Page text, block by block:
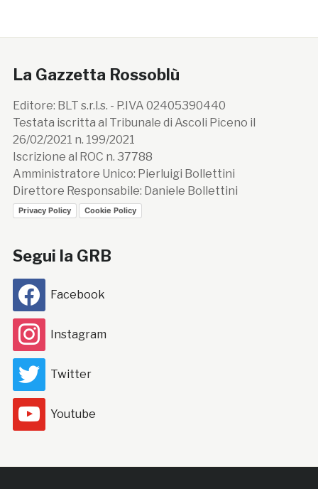
La Gazzetta Rossoblù
Editore: BLT s.r.l.s. - P.IVA 02405390440
Testata iscritta al Tribunale di Ascoli Piceno il
26/02/2021 n. 199/2021
Iscrizione al ROC n. 37788
Amministratore Unico: Pierluigi Bollettini
Direttore Responsabile: Daniele Bollettini
Privacy Policy Cookie Policy
Segui la GRB
Facebook
Instagram
Twitter
Youtube